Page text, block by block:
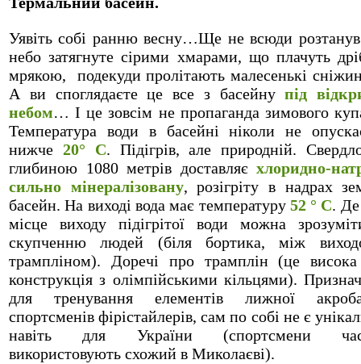
Уявіть собі ранню весну…Ще не всюди розтанув
небо затягнуте сірими хмарами, що плачуть
мрякою, подекуди пролітають малесенькі
А ви споглядаєте це все з басейнупід
небом… І це зовсім не пропаганда зимового
Температура води в басейні ніколи не
нижче 20° С. Підігрів, але природній.
глибиною 1080 метрів доставляє хлоридно-
сильно мінералізовану, розігріту в надрах
басейн. На виході вода має температуру 52 ° С.
місце виходу підігрітої води можна
скупченню людей (біля бортика, між
трампліном). Доречі про трамплін (це висока
конструкція з олімпійськими кільцями).
для тренування елементів лижної
спортсменів фірістайлерів, сам по собі не є
навіть для України (спортсмени
використовують схожий в Миколаєві).